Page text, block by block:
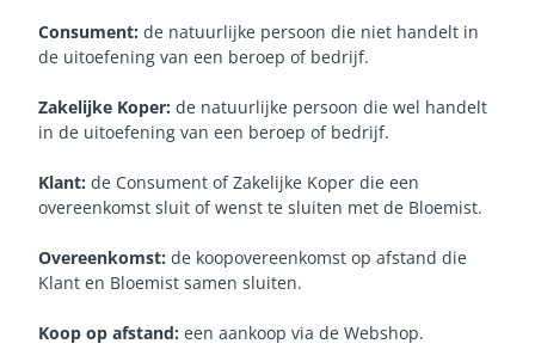
Consument: de natuurlijke persoon die niet handelt in
de uitoefening van een beroep of bedrijf.
Zakelijke Koper: de natuurlijke persoon die wel handelt
in de uitoefening van een beroep of bedrijf.
Klant: de Consument of Zakelijke Koper die een
overeenkomst sluit of wenst te sluiten met de Bloemist.
Overeenkomst: de koopovereenkomst op afstand die
Klant en Bloemist samen sluiten.
Koop op afstand: een aankoop via de Webshop.